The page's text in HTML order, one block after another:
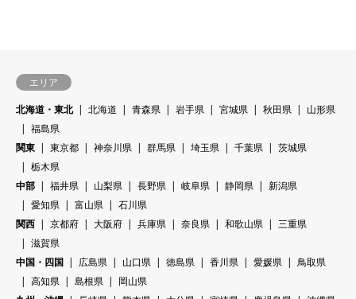
エリア
北海道・東北
北海道 青森県 岩手県 宮城県 秋田県
山形県
福島県
関東
東京都 神奈川県 群馬県 埼玉県 千葉県
茨城県
栃木県
中部
福井県 山梨県 長野県 岐阜県 静岡県
新潟県
愛知県
富山県
石川県
関西
京都府 大阪府 兵庫県 奈良県 和歌山県
三重県
滋賀県
中国・四国
広島県 山口県 徳島県 香川県 愛媛県
鳥取県
高知県
島根県
岡山県